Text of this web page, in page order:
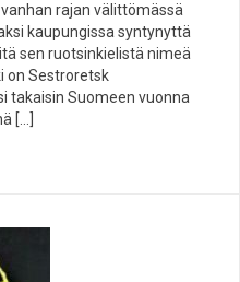
rajan välittömässä
kaupungissa syntynyttä
sen ruotsinkielistä nimeä
on Sestroretsk
takaisin Suomeen vuonna
[…]